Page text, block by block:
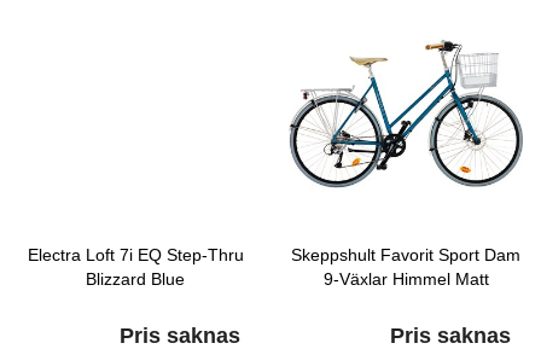
Electra Loft 7i EQ Step-Thru
Blizzard Blue
Pris saknas
Skeppshult Favorit Sport Dam
9-Växlar Himmel Matt
Pris saknas